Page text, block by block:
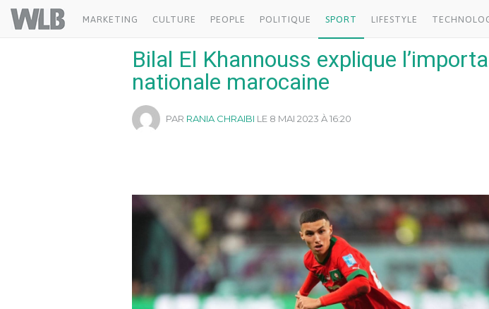
Welovebuzz
MARKETING CULTURE PEOPLE POLITIQUE SPORT LIFESTYLE
Bilal El Khannouss explique
nationale marocaine
PAR RANIA CHRAIBI LE 8 MAI 2023 À 16:20